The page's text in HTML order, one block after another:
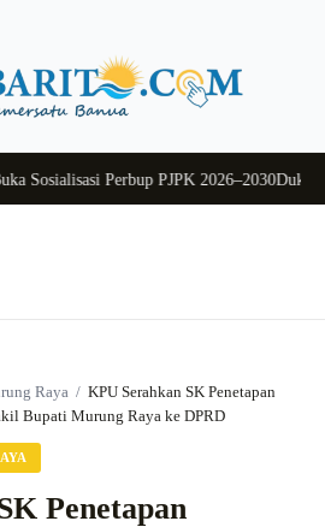
Perbup PJPK 2026–2030Dukung
Raya / KPU Serahkan SK Penetapan
Bupati Murung Raya ke DPRD
Penetapan